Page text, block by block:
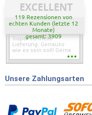
EXCELLENT
119 Rezensionen von
echten Kunden (letzte 12
Monate)
gesamt: 3909
Super schnelle
Lieferung. Genauso
wie es sein soll! Gerne
wieder wenn ich was
Unsere Zahlungsarten